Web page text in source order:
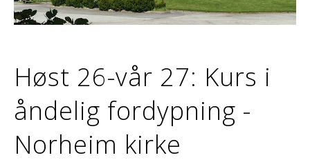
Høst 26-vår 27: Kurs i
åndelig fordypning -
Norheim kirke